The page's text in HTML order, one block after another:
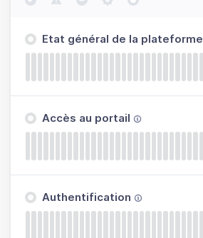
Etat général de la plateforme
Accès au portail
Authentification